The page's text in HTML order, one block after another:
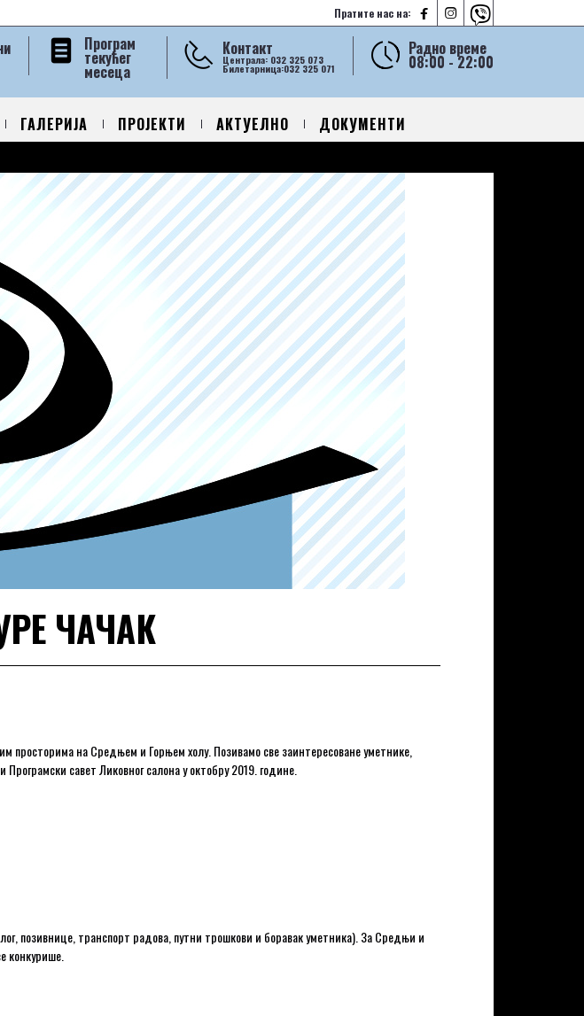
Пратите нас на:   
Радно време
08:00 - 22:00
Контакт
Централа: 032 325 073
Билетарница:032 325 071
Програм
текућег
месеца
ГАЛЕРИЈА ПРОЈЕКТИ АКТУЕЛНО ДОКУМЕНТИ
ЧАЧАК
просторима на Средњем и Горњем холу. Позивамо све заинтересоване уметнике,
савет Ликовног салона у октобру 2019. године.
позивнице, транспорт радова, путни трошкови и боравак уметника). За Средњи и
конкурише.